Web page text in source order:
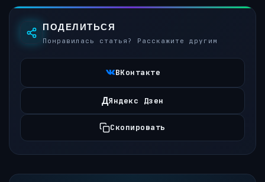
ПОДЕЛИТЬСЯ
Понравилась статья? Расскажите другим
ВКонтакте
ДЯндекс Дзен
Скопировать